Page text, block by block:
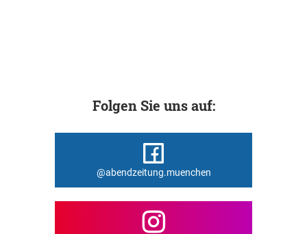
Folgen Sie uns auf:
@abendzeitung.muenchen